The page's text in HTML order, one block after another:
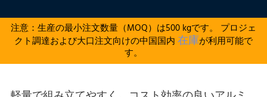
注意：生産の最小注文数量（MOQ）は500 kgです。 プロジェ
クト調達および大口注文向けの中国国内 在庫が利用可能で
す。